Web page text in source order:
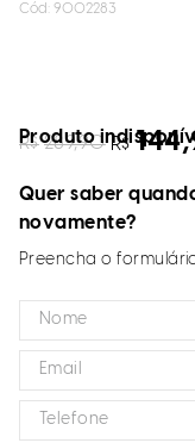
: 9002283
R$ 289,90 R$
Produto
Quer saber
novamente?
Preencha o